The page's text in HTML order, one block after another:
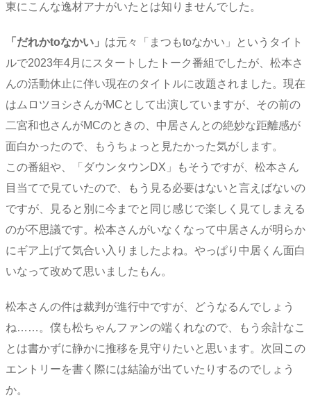
東にこんな逸材アナがいたとは知りませんでした。
「だれかtoなかい」 は元々「まつもtoなかい」というタイト
ルで2023年4月にスタートしたトーク番組でしたが、松本さ
んの活動休止に伴い現在のタイトルに改題されました。現在
はムロツヨシさんがMCとして出演していますが、その前の
二宮和也さんがMCのときの、中居さんとの絶妙な距離感が
面白かったので、もうちょっと見たかった気がします。
この番組や、「ダウンタウンDX」もそうですが、松本さん
目当てで見ていたので、もう見る必要はないと言えばないの
ですが、見ると別に今までと同じ感じで楽しく見てしまえる
のが不思議です。松本さんがいなくなって中居さんが明らか
にギア上げて気合い入りましたよね。やっぱり中居くん面白
いなって改めて思いましたもん。
松本さんの件は裁判が進行中ですが、どうなるんでしょう
ね……。僕も松ちゃんファンの端くれなので、もう余計なこ
とは書かずに静かに推移を見守りたいと思います。次回この
エントリーを書く際には結論が出ていたりするのでしょう
か。